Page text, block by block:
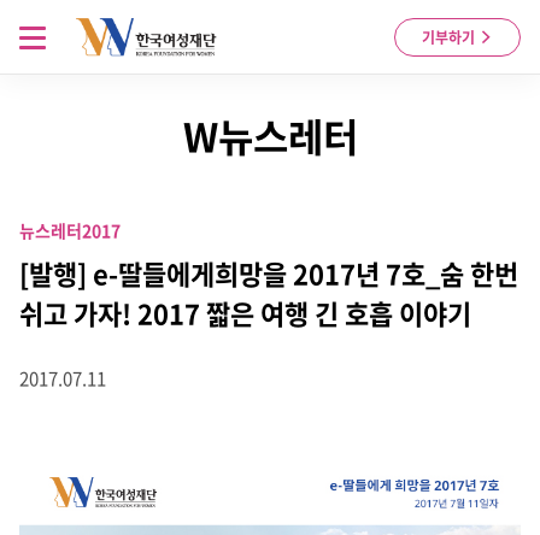
Skip to content
기부하기
메뉴 열기
W뉴스레터
뉴스레터2017
[발행] e-딸들에게희망을 2017년 7호_숨 한번
쉬고 가자! 2017 짧은 여행 긴 호흡 이야기
2017.07.11